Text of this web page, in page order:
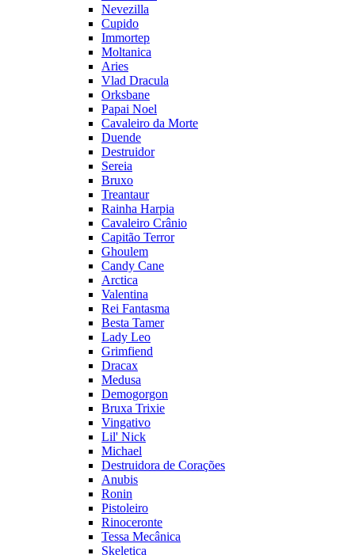
Nevezilla
Cupido
Immortep
Moltanica
Aries
Vlad Dracula
Orksbane
Papai Noel
Cavaleiro da Morte
Duende
Destruidor
Sereia
Bruxo
Treantaur
Rainha Harpia
Cavaleiro Crânio
Capitão Terror
Ghoulem
Candy Cane
Arctica
Valentina
Rei Fantasma
Besta Tamer
Lady Leo
Grimfiend
Dracax
Medusa
Demogorgon
Bruxa Trixie
Vingativo
Lil' Nick
Michael
Destruidora de Corações
Anubis
Ronin
Pistoleiro
Rinoceronte
Tessa Mecânica
Skeletica